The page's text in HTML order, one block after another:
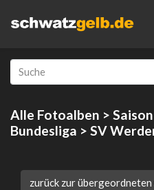
Alle Fotoalben >
Bundesliga > SV
zurück zur